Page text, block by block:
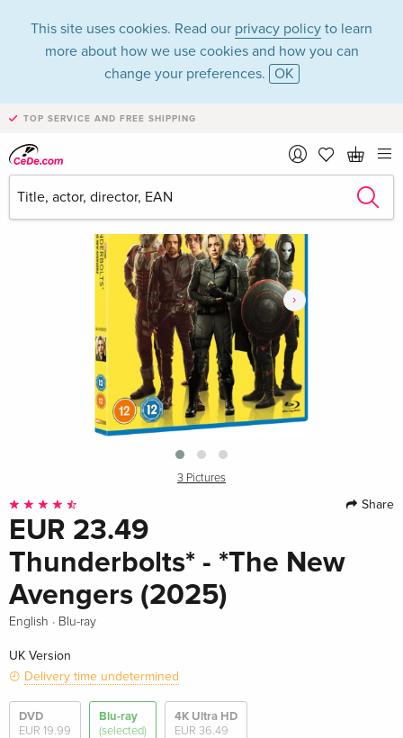
This site uses cookies. Read our privacy policy to learn
more about how we use cookies and how you can
change your preferences. OK
TOP SERVICE AND FREE SHIPPING
›
3 Pictures
Share
EUR 23.49
Thunderbolts* - *The New
Avengers (2025)
English · Blu-ray
UK Version
Delivery time undetermined
DVD
EUR 19.99
Blu-ray
(selected)
4K Ultra HD
EUR 36.49